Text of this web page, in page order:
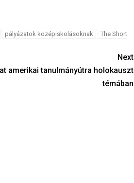
pályázatok középiskolásoknak
The Short
Next
amerikai tanulmányútra holokauszt
témában